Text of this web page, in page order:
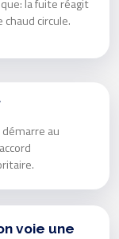
la fuite réagit
circule.
au
voie une